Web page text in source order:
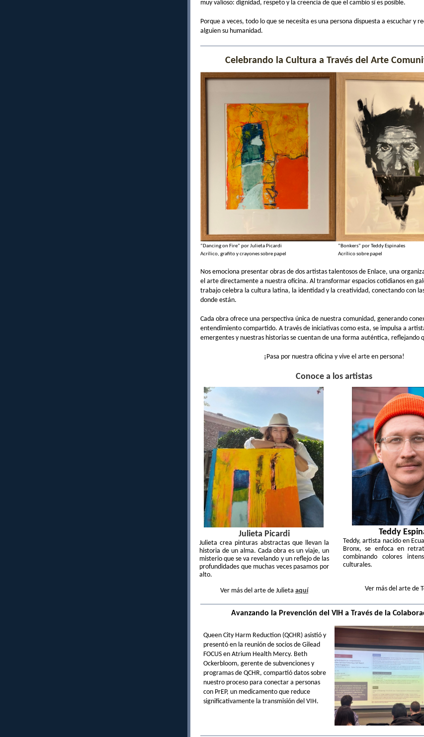
muy valioso: dignidad, respeto y la creencia de que el cambio sí es posible.
Porque a veces, todo lo que se necesita es una persona dispuesta a escuchar y
alguien su humanidad.
Celebrando la Cultura a Través del Arte
“Dancing on Fire” por Julieta Picardi
Acrílico, grafito y crayones sobre papel
“Bonkers” por Teddy Espinales
Acrílico sobre papel
Nos emociona presentar obras de dos artistas talentosos de Enlace, una
el arte directamente a nuestra oficina. Al transformar espacios cotidianos en
trabajo celebra la cultura latina, la identidad y la creatividad, conectando con
donde están.
Cada obra ofrece una perspectiva única de nuestra comunidad, generando
entendimiento compartido. A través de iniciativas como esta, se impulsa a
emergentes y nuestras historias se cuentan de una forma auténtica, reflejando
¡Pasa por nuestra oficina y vive el arte en persona!
Conoce a los artistas
Julieta Picardi
Julieta crea pinturas abstractas que llevan la
historia de un alma. Cada obra es un viaje, un
misterio que se va revelando y un reflejo de las
profundidades que muchas veces pasamos por
alto.
Ver más del arte de Julieta aquí
Teddy
Teddy, artista nacido en
Bronx, se enfoca en
combinando colores
culturales.
Ver más del arte de
Avanzando la Prevención del VIH a Través de la
Queen City Harm Reduction (QCHR) asistió y
presentó en la reunión de socios de Gilead
FOCUS en Atrium Health Mercy. Beth
Ockerbloom, gerente de subvenciones y
programas de QCHR, compartió datos sobre
nuestro proceso para conectar a personas
con PrEP, un medicamento que reduce
significativamente la transmisión del VIH.